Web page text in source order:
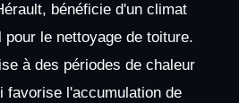
bénéficie d'un climat
pour le nettoyage de toiture.
à des périodes de chaleur
favorise l'accumulation de